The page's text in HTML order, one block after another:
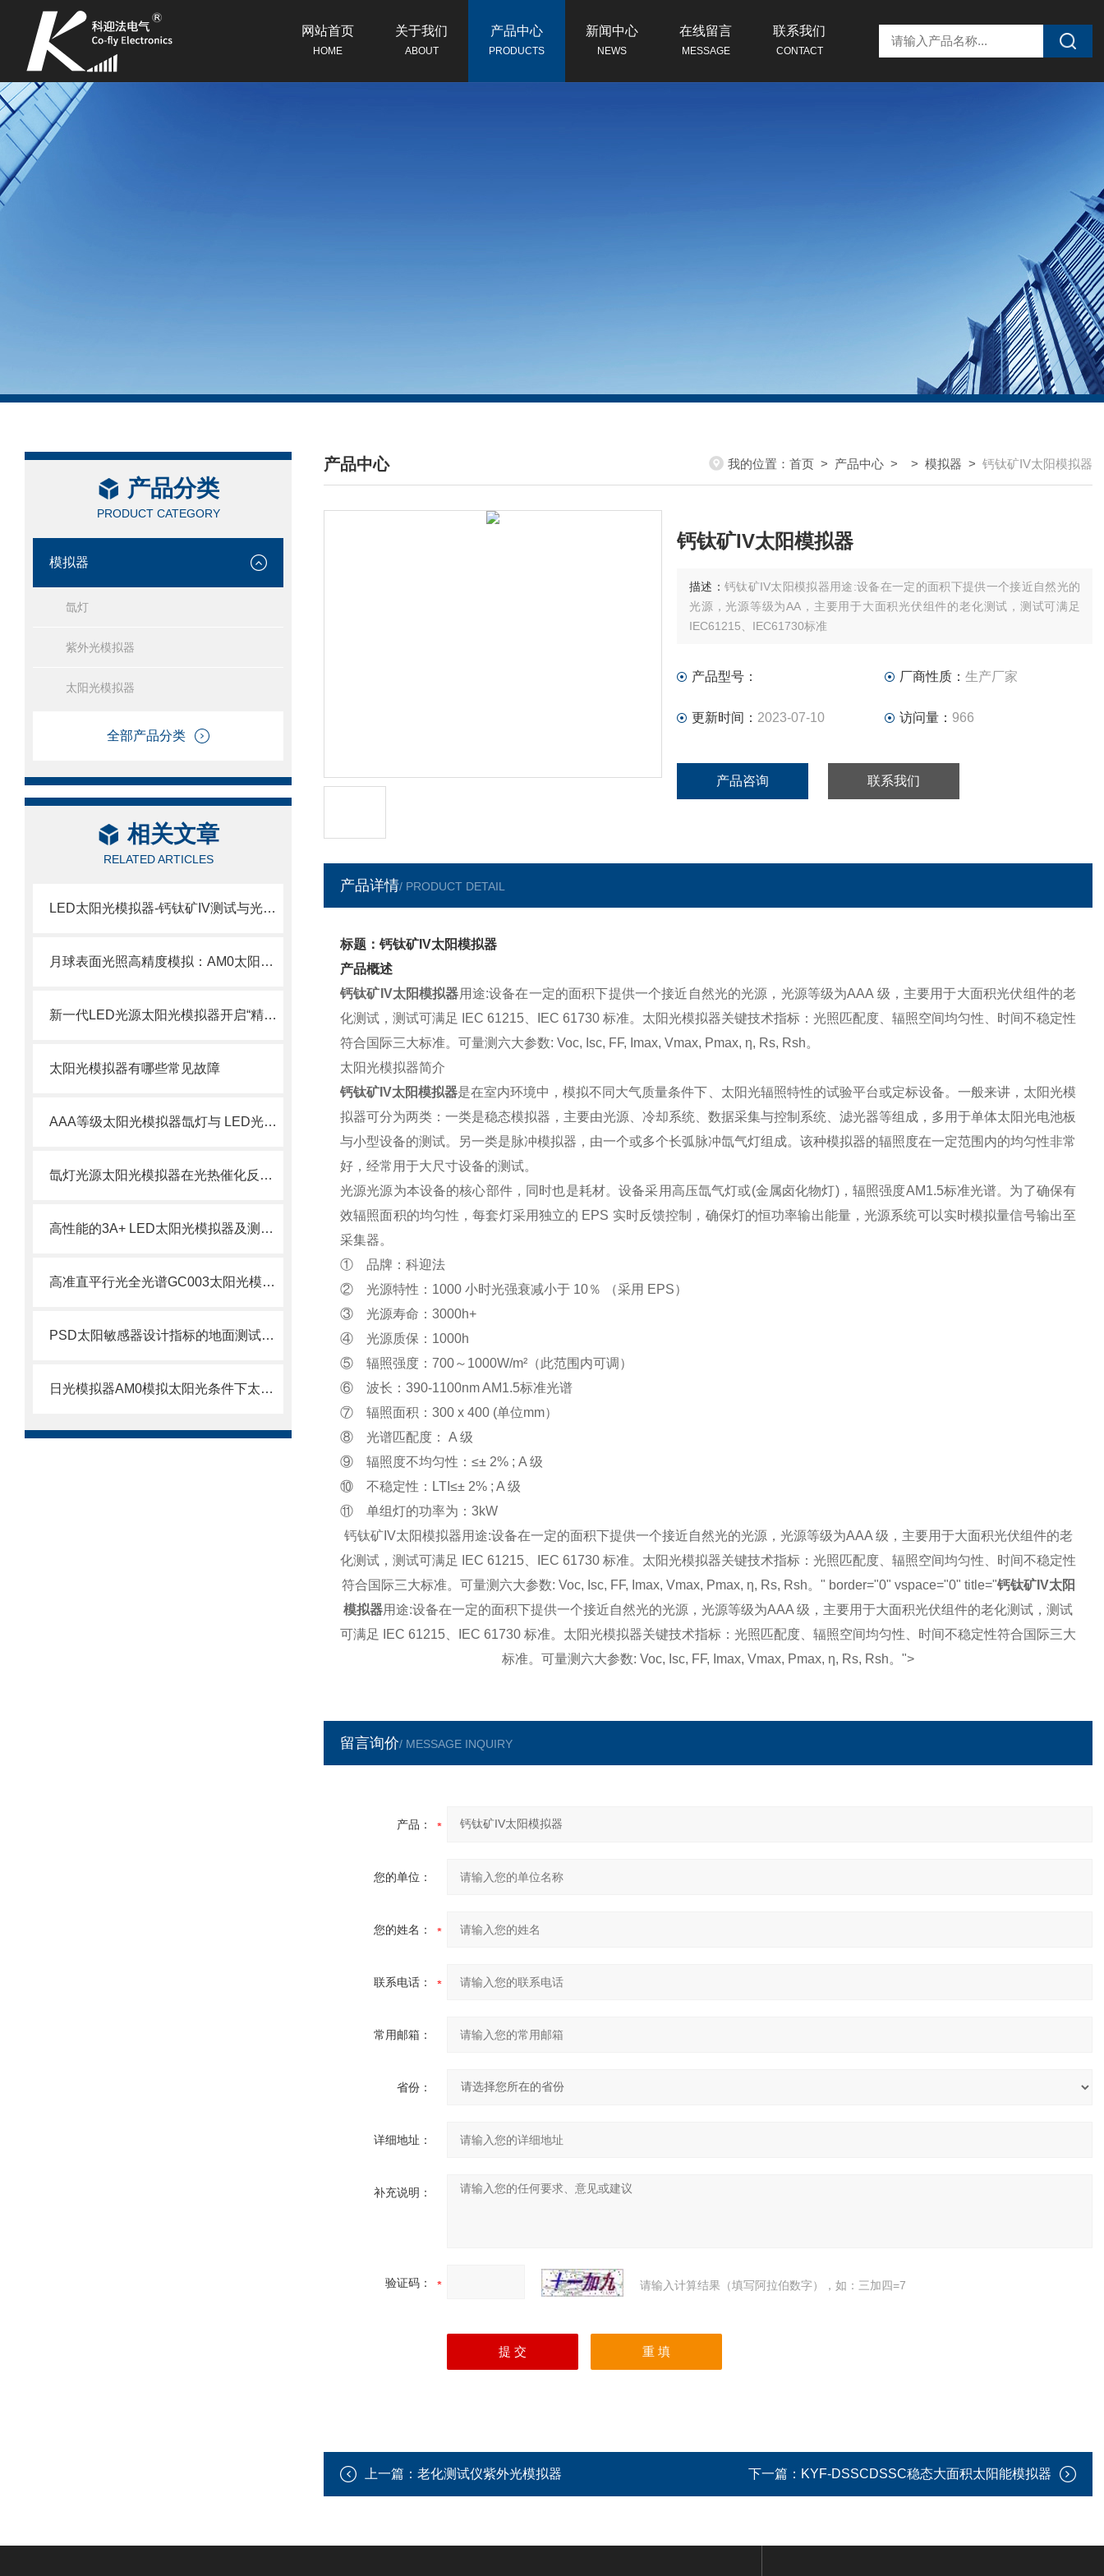
网站首页
HOME
关于我们
ABOUT
产品中心
PRODUCTS
新闻中心
NEWS
在线留言
MESSAGE
联系我们
CONTACT
产品分类
PRODUCT CATEGORY
模拟器
氙灯
紫外光模拟器
太阳光模拟器
全部产品分类
相关文章
RELATED ARTICLES
LED太阳光模拟器-钙钛矿IV测试与光热海水淡化的全光谱解决方案
月球表面光照高精度模拟：AM0太阳光模拟器技术与选型指南
新一代LED光源太阳光模拟器开启“精准、长寿命、可定制”的光伏测试新纪元
太阳光模拟器有哪些常见故障
AAA等级太阳光模拟器氙灯与 LED光源对比与选型
氙灯光源太阳光模拟器在光热催化反应器介绍与用途
高性能的3A+ LED太阳光模拟器及测试系统
高准直平行光全光谱GC003太阳光模拟器赋能光伏与材料研发全场景
PSD太阳敏感器设计指标的地面测试验证-日光辐射太阳光模拟器
日光模拟器AM0模拟太阳光条件下太空光伏电池的光电性能测量
产品中心
/ PRODUCTS CENTER
我的位置： 首页 > 产品中心 > > 模拟器 > 钙钛矿IV太阳模拟器
钙钛矿IV太阳模拟器
描述： 钙钛矿IV太阳模拟器用途:设备在一定的面积下提供一个接近自然光的
光源，光源等级为AA，主要用于大面积光伏组件的老化测试，测试可满足
IEC61215、IEC61730标准
产品型号： 厂商性质： 生产厂家
更新时间： 2023-07-10 访问量： 966
产品咨询 联系我们
产品详情/ PRODUCT DETAIL
标题：钙钛矿IV太阳模拟器
产品概述
钙钛矿IV太阳模拟器用途:设备在一定的面积下提供一个接近自然光的光源，光源等级为AAA 级，主要用于大面积光伏组件的老
化测试，测试可满足 IEC 61215、IEC 61730 标准。太阳光模拟器关键技术指标：光照匹配度、辐照空间均匀性、时间不稳定性
符合国际三大标准。可量测六大参数: Voc, Isc, FF, Imax, Vmax, Pmax, η, Rs, Rsh。
太阳光模拟器简介
钙钛矿IV太阳模拟器是在室内环境中，模拟不同大气质量条件下、太阳光辐照特性的试验平台或定标设备。一般来讲，太阳光模
拟器可分为两类：一类是稳态模拟器，主要由光源、冷却系统、数据采集与控制系统、滤光器等组成，多用于单体太阳光电池板
与小型设备的测试。另一类是脉冲模拟器，由一个或多个长弧脉冲氙气灯组成。该种模拟器的辐照度在一定范围内的均匀性非常
好，经常用于大尺寸设备的测试。
光源光源为本设备的核心部件，同时也是耗材。设备采用高压氙气灯或(金属卤化物灯)，辐照强度AM1.5标准光谱。为了确保有
效辐照面积的均匀性，每套灯采用独立的 EPS 实时反馈控制，确保灯的恒功率输出能量，光源系统可以实时模拟量信号输出至
采集器。
① 品牌：科迎法
② 光源特性：1000 小时光强衰减小于 10％ （采用 EPS）
③ 光源寿命：3000h+
④ 光源质保：1000h
⑤ 辐照强度：700～1000W/m²（此范围内可调）
⑥ 波长：390-1100nm AM1.5标准光谱
⑦ 辐照面积：300 x 400 (单位mm）
⑧ 光谱匹配度： A 级
⑨ 辐照度不均匀性：≤± 2% ; A 级
⑩ 不稳定性：LTI≤± 2% ; A 级
⑪ 单组灯的功率为：3kW
钙钛矿IV太阳模拟器用途:设备在一定的面积下提供一个接近自然光的光源，光源等级为AAA 级，主要用于大面积光伏组件的老
化测试，测试可满足 IEC 61215、IEC 61730 标准。太阳光模拟器关键技术指标：光照匹配度、辐照空间均匀性、时间不稳定性
符合国际三大标准。可量测六大参数: Voc, Isc, FF, Imax, Vmax, Pmax, η, Rs, Rsh。" border="0" vspace="0" title="钙钛矿IV太阳
模拟器用途:设备在一定的面积下提供一个接近自然光的光源，光源等级为AAA 级，主要用于大面积光伏组件的老化测试，测试
可满足 IEC 61215、IEC 61730 标准。太阳光模拟器关键技术指标：光照匹配度、辐照空间均匀性、时间不稳定性符合国际三大
标准。可量测六大参数: Voc, Isc, FF, Imax, Vmax, Pmax, η, Rs, Rsh。">
留言询价/ MESSAGE INQUIRY
产品：
您的单位：
您的姓名：
联系电话：
常用邮箱：
省份：
详细地址：
补充说明：
验证码： 请输入计算结果（填写阿拉伯数字），如：三加四=7
上一篇： 老化测试仪紫外光模拟器 下一篇： KYF-DSSCDSSC稳态大面积太阳能模拟器